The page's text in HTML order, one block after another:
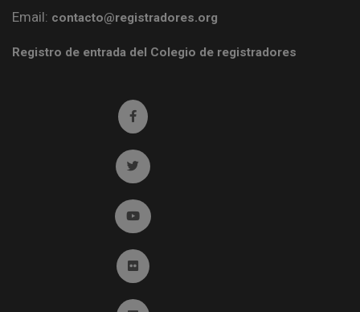
Email: contacto@registradores.org
Registro de entrada del Colegio de registradores
Ir a facebook (abre en ventana nueva)
Ir a twitter (abre en ventana nueva)
Ir a YouTube (abre en ventana nueva)
Ir a Flickr (abre en ventana nueva)